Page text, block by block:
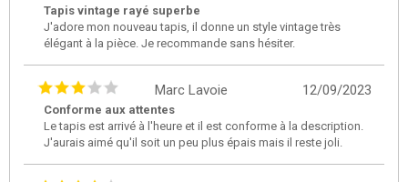
Tapis vintage rayé superbe
J'adore mon nouveau tapis, il donne un style vintage très
élégant à la pièce. Je recommande sans hésiter.
12/09/2023
Marc Lavoie
Conforme aux attentes
Le tapis est arrivé à l'heure et il est conforme à la description.
J'aurais aimé qu'il soit un peu plus épais mais il reste joli.